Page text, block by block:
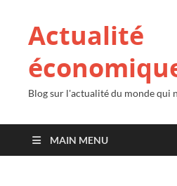
Actualité
Blog sur l'actualité du monde qui
MAIN MENU